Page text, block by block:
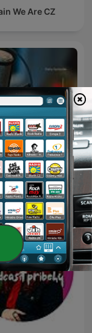
We Are CZ
Learning Podcast